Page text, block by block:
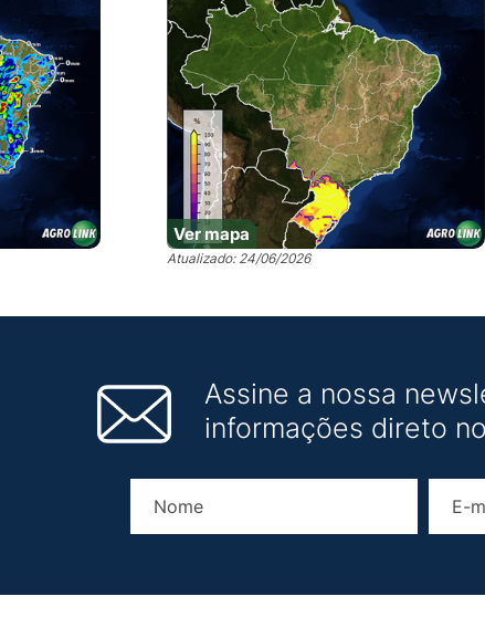
Ver mapa
Atualizado: 24/06/2026
Assine a nossa
informações direto